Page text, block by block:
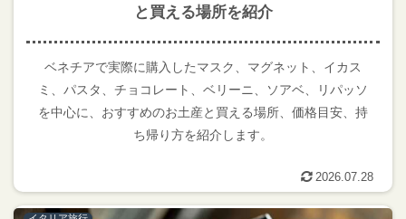
と買える場所を紹介
ベネチアで実際に購入したマスク、マグネット、イカス
ミ、パスタ、チョコレート、ベリーニ、ソアベ、リパッソ
を中心に、おすすめのお土産と買える場所、価格目安、持
ち帰り方を紹介します。
2026.07.28